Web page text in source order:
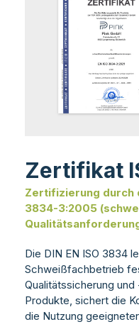
Zertifikat
Zertifizierung durch
3834-3:2005
Die DIN EN ISO 3834
Schweißfachbetrieb
Qualitätssicherung
Produkte, sichert die
die Nutzung